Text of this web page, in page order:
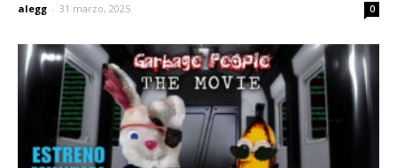
alegg - 31 marzo, 2025 0